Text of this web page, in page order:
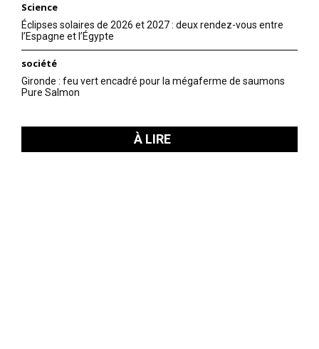
Science
Éclipses solaires de 2026 et 2027 : deux rendez-vous entre
l’Espagne et l’Égypte
société
Gironde : feu vert encadré pour la mégaferme de saumons
Pure Salmon
À LIRE